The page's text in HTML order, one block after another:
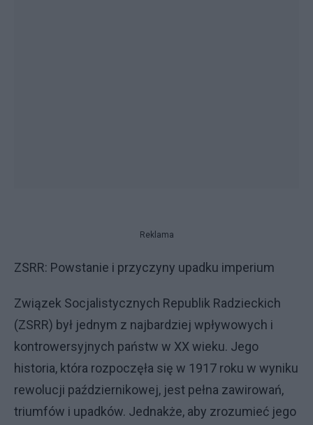
Reklama
ZSRR: Powstanie i przyczyny upadku imperium
Związek Socjalistycznych Republik Radzieckich
(ZSRR) był jednym z najbardziej wpływowych i
kontrowersyjnych państw w XX wieku. Jego
historia, która rozpoczęła się w 1917 roku w wyniku
rewolucji październikowej, jest pełna zawirowań,
triumfów i upadków. Jednakże, aby zrozumieć jego